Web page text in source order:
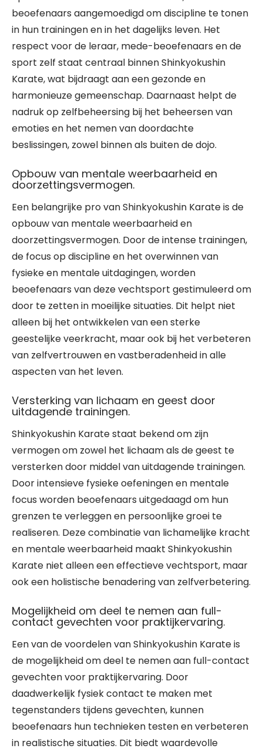
beoefenaars aangemoedigd om discipline te tonen
in hun trainingen en in het dagelijks leven. Het
respect voor de leraar, mede-beoefenaars en de
sport zelf staat centraal binnen Shinkyokushin
Karate, wat bijdraagt aan een gezonde en
harmonieuze gemeenschap. Daarnaast helpt de
nadruk op zelfbeheersing bij het beheersen van
emoties en het nemen van doordachte
beslissingen, zowel binnen als buiten de dojo.
Opbouw van mentale weerbaarheid en
doorzettingsvermogen.
Een belangrijke pro van Shinkyokushin Karate is de
opbouw van mentale weerbaarheid en
doorzettingsvermogen. Door de intense trainingen,
de focus op discipline en het overwinnen van
fysieke en mentale uitdagingen, worden
beoefenaars van deze vechtsport gestimuleerd om
door te zetten in moeilijke situaties. Dit helpt niet
alleen bij het ontwikkelen van een sterke
geestelijke veerkracht, maar ook bij het verbeteren
van zelfvertrouwen en vastberadenheid in alle
aspecten van het leven.
Versterking van lichaam en geest door
uitdagende trainingen.
Shinkyokushin Karate staat bekend om zijn
vermogen om zowel het lichaam als de geest te
versterken door middel van uitdagende trainingen.
Door intensieve fysieke oefeningen en mentale
focus worden beoefenaars uitgedaagd om hun
grenzen te verleggen en persoonlijke groei te
realiseren. Deze combinatie van lichamelijke kracht
en mentale weerbaarheid maakt Shinkyokushin
Karate niet alleen een effectieve vechtsport, maar
ook een holistische benadering van zelfverbetering.
Mogelijkheid om deel te nemen aan full-
contact gevechten voor praktijkervaring.
Een van de voordelen van Shinkyokushin Karate is
de mogelijkheid om deel te nemen aan full-contact
gevechten voor praktijkervaring. Door
daadwerkelijk fysiek contact te maken met
tegenstanders tijdens gevechten, kunnen
beoefenaars hun technieken testen en verbeteren
in realistische situaties. Dit biedt waardevolle